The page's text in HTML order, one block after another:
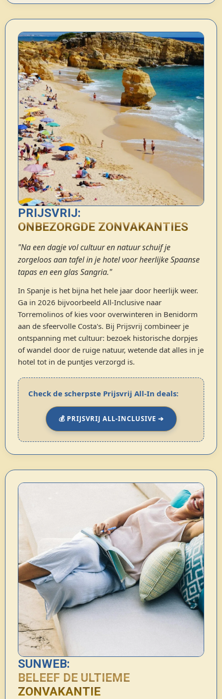
PRIJSVRIJ:
ONBEZORGDE ZONVAKANTIES
"Na een dagje vol cultuur en natuur schuif je
zorgeloos aan tafel in je hotel voor heerlijke Spaanse
tapas en een glas Sangria."
In Spanje is het bijna het hele jaar door heerlijk weer.
Ga in 2026 bijvoorbeeld All-Inclusive naar
Torremolinos of kies voor overwinteren in Benidorm
aan de sfeervolle Costa's. Bij Prijsvrij combineer je
ontspanning met cultuur: bezoek historische dorpjes
of wandel door de ruige natuur, wetende dat alles in je
hotel tot in de puntjes verzorgd is.
Check de scherpste Prijsvrij All-In deals:
💰 PRIJSVRIJ ALL-INCLUSIVE ➔
SUNWEB:
BELEEF DE ULTIEME
ZONVAKANTIE